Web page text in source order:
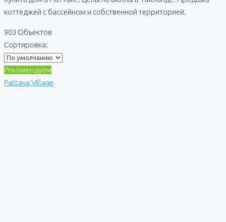
коттеджей с бассейном и собственной территорией.
903 Объектов
Сортировка:
Рекомендуем
Pattaya Village